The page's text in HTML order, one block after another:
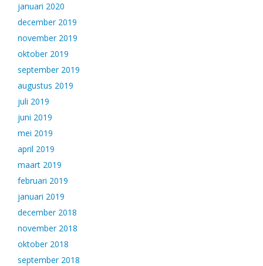
januari 2020
december 2019
november 2019
oktober 2019
september 2019
augustus 2019
juli 2019
juni 2019
mei 2019
april 2019
maart 2019
februari 2019
januari 2019
december 2018
november 2018
oktober 2018
september 2018